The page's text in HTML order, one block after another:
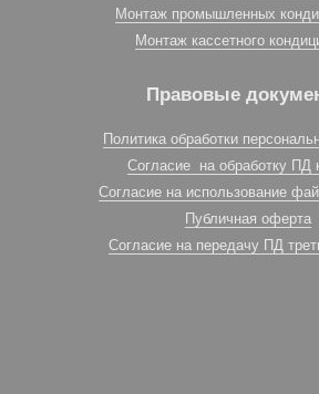
Монтаж промышленных
Монтаж кассетного
Правовые
Политика обработки
Согласие на обработку ПД
Согласие на использование
Публичная оферта
Согласие на передачу ПД